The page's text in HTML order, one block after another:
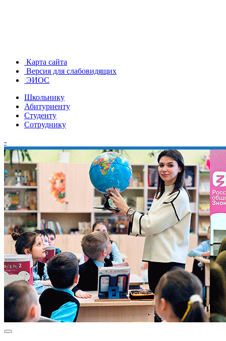
Карта сайта
Версия для слабовидящих
ЭИОС
Школьнику
Абитуриенту
Студенту
Сотруднику
-